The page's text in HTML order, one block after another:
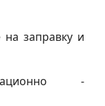
заправку и
-